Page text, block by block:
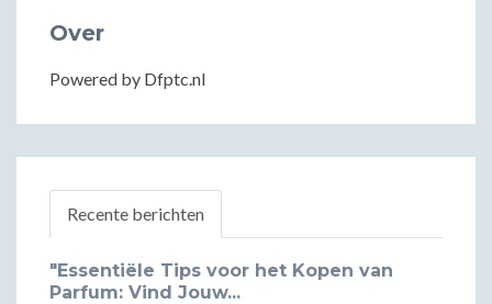
Over
Powered by Dfptc.nl
Recente berichten
"Essentiële Tips voor het Kopen van
Parfum: Vind Jouw...